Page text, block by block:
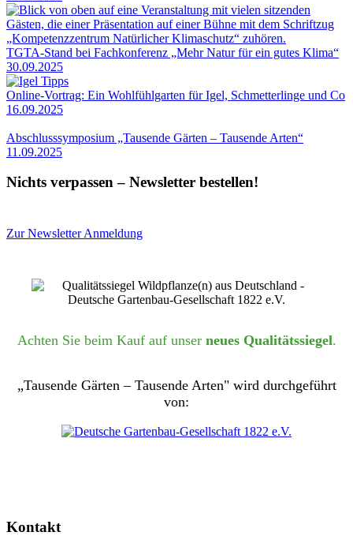
TGTA-Stand bei Fachkonferenz „Mehr Natur für ein gutes Klima“
30.09.2025
Online-Vortrag: Ein Wohlfühlgarten für Igel, Schmetterlinge und Co
16.09.2025
Abschlusssymposium „Tausende Gärten – Tausende Arten“
11.09.2025
Nichts verpassen – Newsletter bestellen!
Zur Newsletter Anmeldung
Achten Sie beim Kauf auf unser neues Qualitätssiegel.
„Tausende Gärten – Tausende Arten" wird durchgeführt
von:
Kontakt